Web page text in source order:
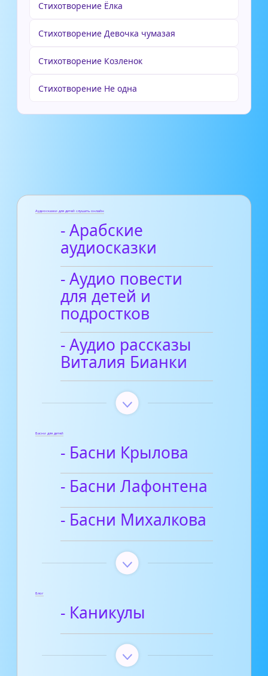
Стихотворение Ёлка
Стихотворение Девочка чумазая
Стихотворение Козленок
Стихотворение Не одна
Аудиосказки для детей слушать онлайн
- Арабские
аудиосказки
- Аудио повести
для детей и
подростков
- Аудио рассказы
Виталия Бианки
Басни для детей
- Басни Крылова
- Басни Лафонтена
- Басни Михалкова
Блог
- Каникулы